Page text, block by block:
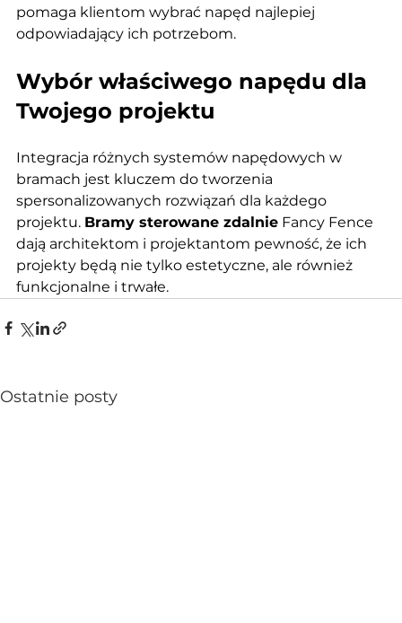
pomaga klientom wybrać napęd najlepiej
odpowiadający ich potrzebom.
Wybór właściwego napędu dla
Twojego projektu
Integracja różnych systemów napędowych w
bramach jest kluczem do tworzenia
spersonalizowanych rozwiązań dla każdego
projektu. Bramy sterowane zdalnie Fancy Fence
dają architektom i projektantom pewność, że ich
projekty będą nie tylko estetyczne, ale również
funkcjonalne i trwałe.
Ostatnie posty